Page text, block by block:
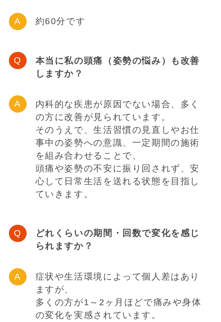
約60分です
本当に私の頭痛（姿勢の悩み）も改善
しますか？
内科的な疾患が原因でない場合、多く
の方に改善が見られています。
そのうえで、生活習慣の見直しやお仕
事中の姿勢への意識、一定期間の施術
を組み合わせることで、
頭痛や姿勢の不安に振り回されず、安
心して日常生活を送れる状態を目指し
ていきます。
どれくらいの期間・回数で変化を感じ
られますか？
症状や生活環境によって個人差はあり
ますが、
多くの方が1～2ヶ月ほどで痛みや身体
の変化を実感されています。